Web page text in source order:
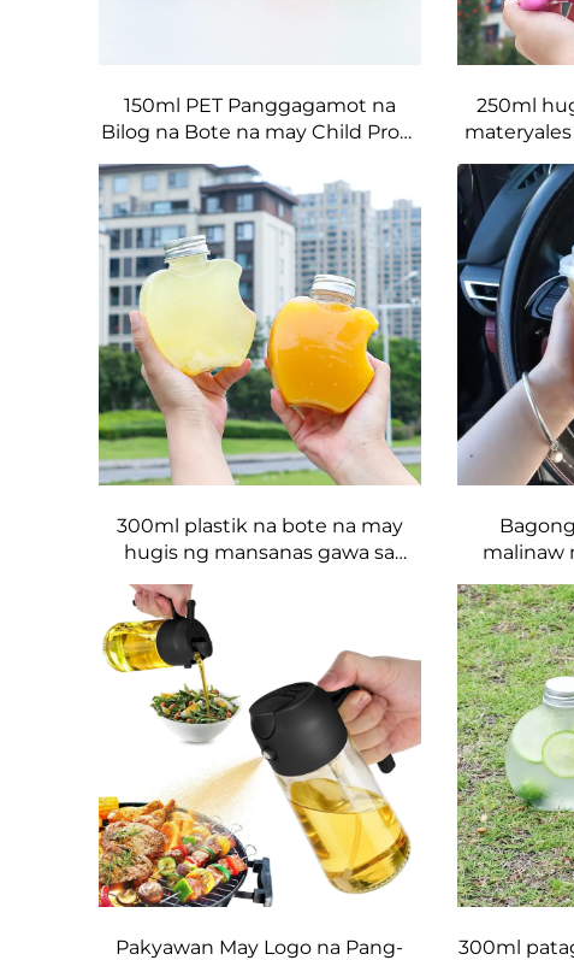
150ml PET Panggagamot na
Bilog na Bote na may Child Proof
Amber para sa Pills & Capsules na
Pang-imbak ng Gamot
250ml
juice at
300ml plastik na bote na may
hugis ng mansanas gawa sa
food-grade PET materyal,
kakayanin ang juice at mga
inumin, may malikhaing disenyo
na gusto ng mga bata
malinaw
Plastik na
LID at
Pakyawan May Logo na Pang-
300ml